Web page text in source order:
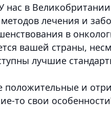
в
лечения и
в
вашей страны,
лучшие
положительные и
то свои